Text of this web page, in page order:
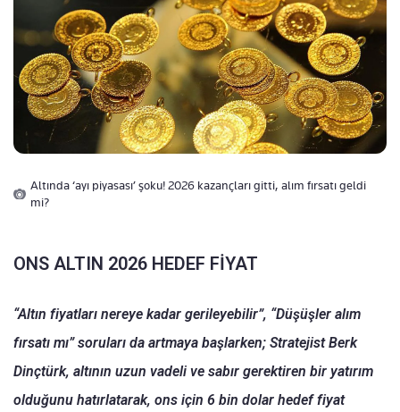
Altında ‘ayı piyasası’ şoku! 2026 kazançları gitti, alım fırsatı geldi
mi?
ONS ALTIN 2026 HEDEF FİYAT
“Altın fiyatları nereye kadar gerileyebilir”, “Düşüşler alım
fırsatı mı” soruları da artmaya başlarken; Stratejist Berk
Dinçtürk, altının uzun vadeli ve sabır gerektiren bir yatırım
olduğunu hatırlatarak, ons için 6 bin dolar hedef fiyat